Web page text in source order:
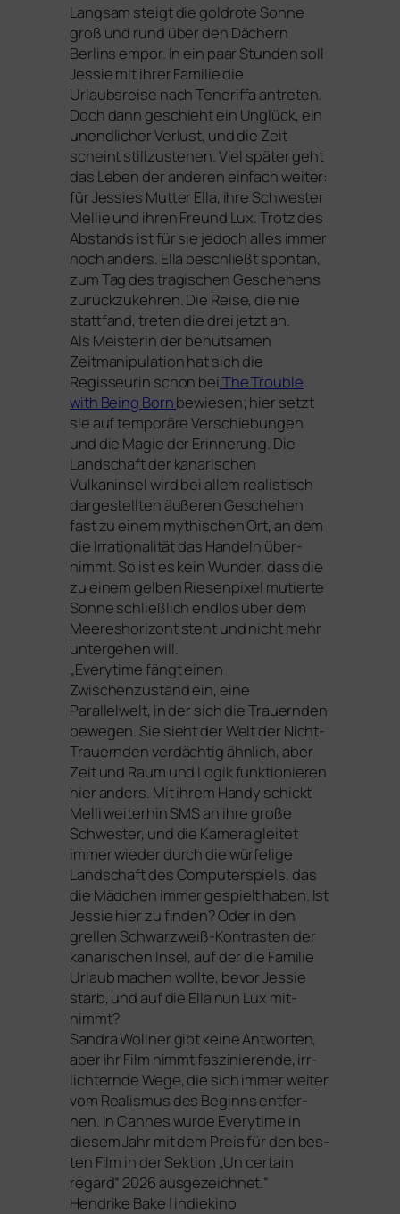
Langsam steigt die gold­ro­te Sonne
groß und rund über den Dächern
Berlins empor. In ein paar Stunden soll
Jessie mit ihrer Familie die
Urlaubsreise nach Teneriffa antre­ten.
Doch dann geschieht ein Unglück, ein
unend­li­cher Verlust, und die Zeit
scheint still­zu­ste­hen. Viel spä­ter geht
das Leben der ande­ren ein­fach wei­ter:
für Jessies Mutter Ella, ihre Schwester
Mellie und ihren Freund Lux. Trotz des
Abstands ist für sie jedoch alles immer
noch anders. Ella beschließt spon­tan,
zum Tag des tra­gi­schen Geschehens
zurück­zu­keh­ren. Die Reise, die nie
statt­fand, tre­ten die drei jetzt an.
Als Meisterin der behut­sa­men
Zeitmanipulation hat sich die
Regisseurin schon bei The Trouble
with Being Bornbewie­sen; hier setzt
sie auf tem­po­rä­re Verschiebungen
und die Magie der Erinnerung. Die
Landschaft der kana­ri­schen
Vulkaninsel wird bei allem rea­lis­tisch
dar­ge­stell­ten äuße­ren Geschehen
fast zu einem mythi­schen Ort, an dem
die Irrationalität das Handeln über­
nimmt. So ist es kein Wunder, dass die
zu einem gel­ben Riesenpixel mutier­te
Sonne schließ­lich end­los über dem
Meereshorizont steht und nicht mehr
unter­ge­hen will.
„Everytimefängt einen
Zwischenzustand ein, eine
Parallelwelt, in der sich die Trauernden
bewe­gen. Sie sieht der Welt der Nicht-
Trauernden ver­däch­tig ähn­lich, aber
Zeit und Raum und Logik funk­tio­nie­ren
hier anders. Mit ihrem Handy schickt
Melli wei­ter­hinSMSan ihre gro­ße
Schwester, und die Kamera glei­tet
immer wie­der durch die wür­fe­li­ge
Landschaft des Computerspiels, das
die Mädchen immer gespielt haben. Ist
Jessie hier zu fin­den? Oder in den
grel­len Schwarzweiß-Kontrasten der
kana­ri­schen Insel, auf der die Familie
Urlaub machen woll­te, bevor Jessie
starb, und auf die Ella nun Lux mit­
nimmt?
Sandra Wollner gibt kei­ne Antworten,
aber ihr Film nimmt fas­zi­nie­ren­de, irr­
lich­tern­de Wege, die sich immer wei­ter
vom Realismus des Beginns ent­fer­
nen. In Cannes wur­de Everytime in
die­sem Jahr mit dem Preis für den bes­
ten Film in der Sektion „Un cer­tain
regard“ 2026 aus­ge­zeich­net.“
Hendrike Bake | indiekino